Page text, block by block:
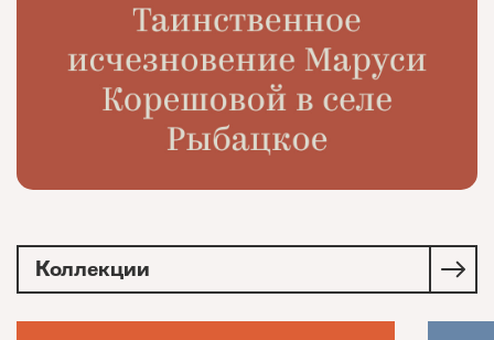
Коллекции